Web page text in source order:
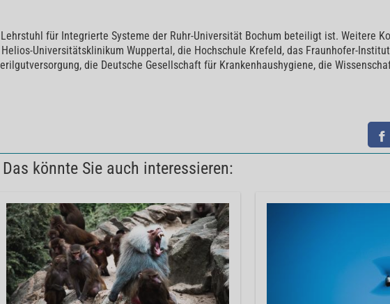
für Integrierte Systeme der Ruhr-Universität Bochum beteiligt ist. Weitere
Universitätsklinikum Wuppertal, die Hochschule Krefeld, das Fraunhofer-
die Deutsche Gesellschaft für Krankenhaushygiene, die
Das könnte Sie auch interessieren: